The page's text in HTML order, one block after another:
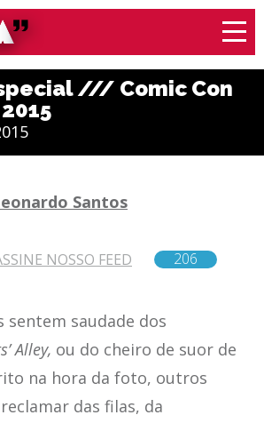
/// Comic Con
Santos
NOSSO FEED 206
sentem saudade dos
Alley, ou do cheiro de suor de
na hora da foto, outros
das filas, da